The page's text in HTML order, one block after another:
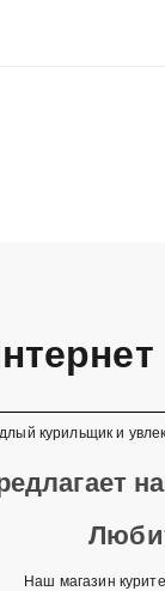
курильщик и
Наш магазин